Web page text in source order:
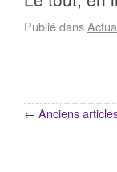
Publié dans
← Anciens